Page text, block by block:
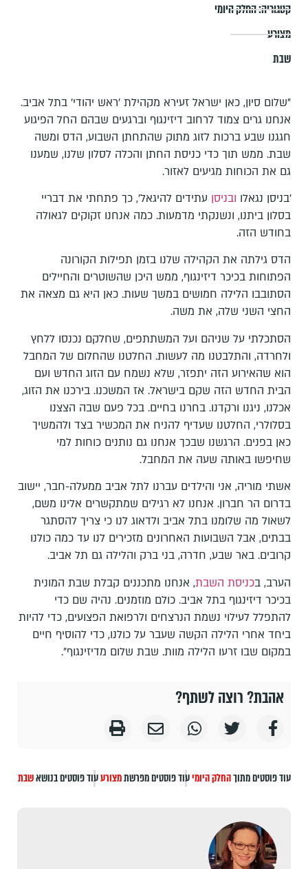
קטגוריה:החלק היומי
מצורע
שבת
"שלום סיון, כאן ישראל זעירא מקהילת 'ראש יהודי' בתל אביב.
אנחנו גרים צמוד לרחוב דיזינגוף וברגעים שבהם החל הפיגוע
חגגנו שבע ברכות לזוג מתוק שהתחתן השבוע, הדס ומשה
שבת. ממש תוך כדי כניסת החתן והכלה לסלון שלנו, שמענו
גם את הכוחות מגיעים לאזור.
'בניסן נגאלו ובניסן עתידים להיגאל', כך פתחתי את דבריי
בסלון ביתנו, ונשנקתי מדמעות. כמה אנחנו זקוקים לגאולה
בחודש הזה.
הדס גילתה את הקהילה שלנו בזמן תפילות הקורונה
הפתוחות בכיכר דיזינגוף, ממש היכן שהשוטרים והחיילים
הסתובבו הלילה חמושים במשך שעות. כאן היא גם מצאה את
החצי השני שלה, את משה.
הסתכלתי על שניהם ועל המשתתפים, שחלקם נכנסו ללחץ
ולחרדה, והתלבטנו מה לעשות. החלטנו שהחלום של המחבל
הוא שהאירוע הזה יתפזר, שלא נשמח עם הזוג החדש ועם
הבית החדש הזה שקם בישראל. אז המשכנו. בירכנו את הזוג,
אכלנו, ניגנו ורקדנו. בחרנו בחיים. בכל פעם שבה הצצנו
בסלולרי, החלטנו שעדיף להניח את המכשיר בצד ולהמשיך
כאן בפנים. הרגשנו שבכך אנחנו גם נותנים כוחות למי
שחיפשו באותה שעה את המחבל.
אשתי מוריה, אני והילדים עברנו לתל אביב ממעלה-חבר, יישוב
בדרום הר חברון. אנחנו לא רגילים שמתקשרים אלינו משם,
לשאול מה שלומנו בתל אביב ולדאוג לנו כי צריך להסתגר
בבתים, אבל השבועות האחרונים מזכירים לנו עד כמה כולנו
קרובים. באר שבע, חדרה, בני ברק והלילה גם תל אביב.
הערב, בכניסת השבת, אנחנו מתכננים קבלת שבת המונית
בכיכר דיזינגוף בתל אביב. כולם מוזמנים. נהיה שם כדי
להתפלל לעילוי נשמת הנרצחים ולרפואת הפצועים, כדי להיות
ביחד אחרי הלילה הקשה שעבר על כולנו, כדי להוסיף חיים
במקום שבו זרעו הלילה מוות. שבת שלום מדיזינגוף".
אהבת? רוצה לשתף?
עוד פוסטים מתוךהחלק היומיעוד פוסטים מפרשתמצורעעוד פוסטים בנושאשבת